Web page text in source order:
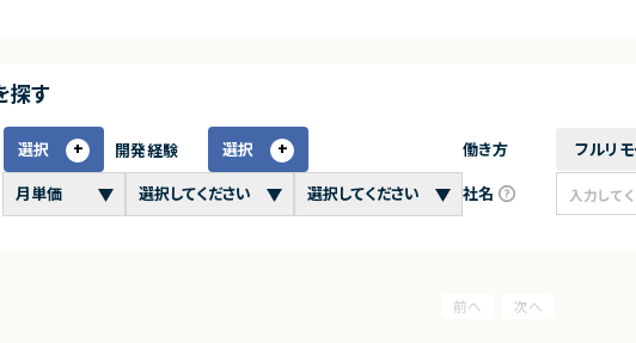
探す
選択 開発経験
選択
働き方
フルリ
社名